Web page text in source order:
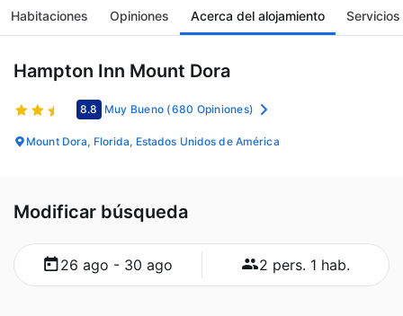
Habitaciones Opiniones Acerca del alojamiento Servicios
Hampton Inn Mount Dora
8.8 Muy Bueno (680 Opiniones)
Mount Dora, Florida, Estados Unidos de América
Modificar búsqueda
26 ago - 30 ago 2 pers. 1 hab.